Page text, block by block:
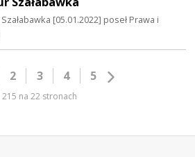
[05.01.2022] poseł Prawa i
2 3 4 5
215 na 22 stronach